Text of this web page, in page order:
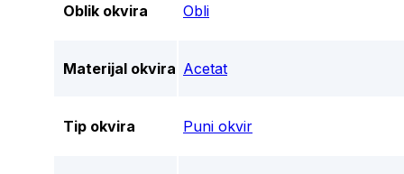
Oblik okvira Obli
Materijal okvira Acetat
Tip okvira Puni okvir